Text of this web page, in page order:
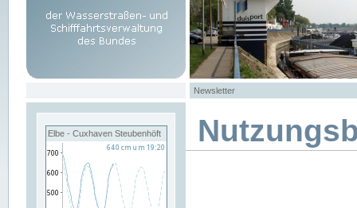
Newsletter
Elbe - Cuxhaven Steubenhöft